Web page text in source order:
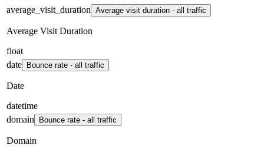
average_visit_duration Average visit duration - all traffic
Average Visit Duration
float
date
Bounce rate - all traffic
Date
datetime
domain
Bounce rate - all traffic
Domain